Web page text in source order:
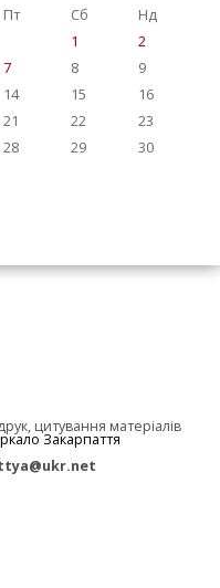
Пт Сб
Нд
1
2
7 8
9
14 15
16
21 22
23
28 29
30
цитування матеріалів
Закарпаття